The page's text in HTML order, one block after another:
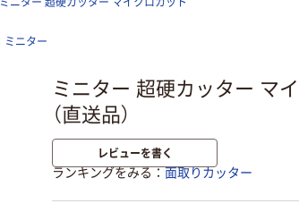
ミニター 超硬カッター マイクロカット
ミニター
ミニター 超硬カッター マ
（直送品）
レビューを書く
ランキングをみる 面取りカッター